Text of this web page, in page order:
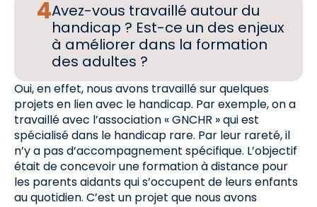
Avez-vous travaillé autour du
handicap ? Est-ce un des enjeux
à améliorer dans la formation
des adultes ?
Oui, en effet, nous avons travaillé sur quelques
projets en lien avec le handicap. Par exemple, on a
travaillé avec l’association « GNCHR » qui est
spécialisé dans le handicap rare. Par leur rareté, il
n’y a pas d’accompagnement spécifique. L’objectif
était de concevoir une formation à distance pour
les parents aidants qui s’occupent de leurs enfants
au quotidien. C’est un projet que nous avons